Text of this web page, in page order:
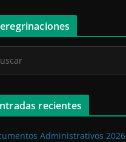
recientes
Administrativos 2026